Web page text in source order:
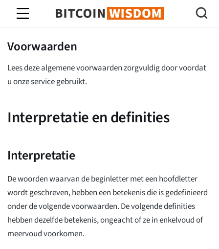
Bitcoin-wijsheid
Voorwaarden
Lees deze algemene voorwaarden zorgvuldig door voordat
u onze service gebruikt.
Interpretatie en definities
Interpretatie
De woorden waarvan de beginletter met een hoofdletter
wordt geschreven, hebben een betekenis die is gedefinieerd
onder de volgende voorwaarden. De volgende definities
hebben dezelfde betekenis, ongeacht of ze in enkelvoud of
meervoud voorkomen.